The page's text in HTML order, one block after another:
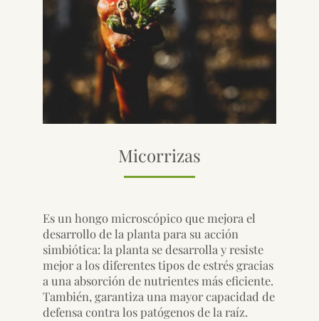
Micorrizas
Es un hongo microscópico que mejora el
desarrollo de la planta para su acción
simbiótica: la planta se desarrolla y resiste
mejor a los diferentes tipos de estrés gracias
a una absorción de nutrientes más eficiente.
También, garantiza una mayor capacidad de
defensa contra los patógenos de la raíz.